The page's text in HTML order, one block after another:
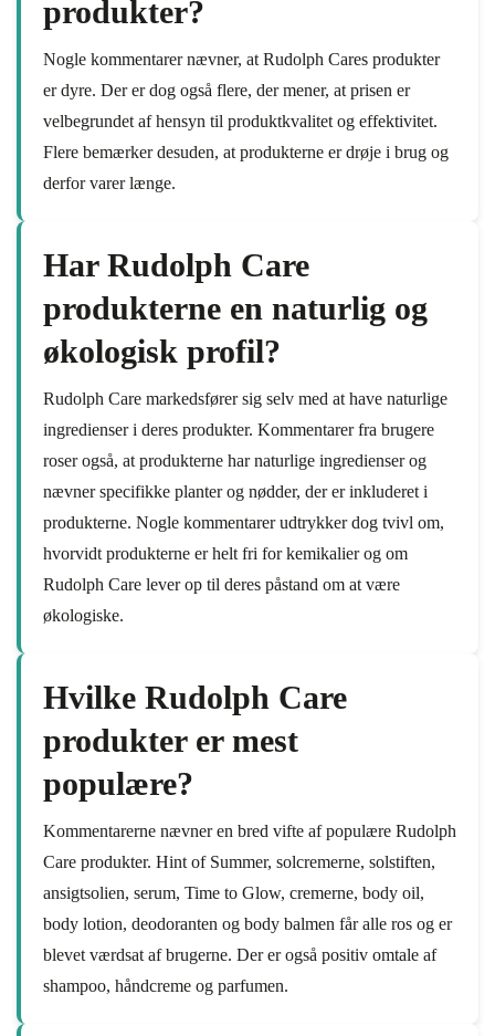
produkter?
Nogle kommentarer nævner, at Rudolph Cares produkter
er dyre. Der er dog også flere, der mener, at prisen er
velbegrundet af hensyn til produktkvalitet og effektivitet.
Flere bemærker desuden, at produkterne er drøje i brug og
derfor varer længe.
Har Rudolph Care
produkterne en naturlig og
økologisk profil?
Rudolph Care markedsfører sig selv med at have naturlige
ingredienser i deres produkter. Kommentarer fra brugere
roser også, at produkterne har naturlige ingredienser og
nævner specifikke planter og nødder, der er inkluderet i
produkterne. Nogle kommentarer udtrykker dog tvivl om,
hvorvidt produkterne er helt fri for kemikalier og om
Rudolph Care lever op til deres påstand om at være
økologiske.
Hvilke Rudolph Care
produkter er mest
populære?
Kommentarerne nævner en bred vifte af populære Rudolph
Care produkter. Hint of Summer, solcremerne, solstiften,
ansigtsolien, serum, Time to Glow, cremerne, body oil,
body lotion, deodoranten og body balmen får alle ros og er
blevet værdsat af brugerne. Der er også positiv omtale af
shampoo, håndcreme og parfumen.